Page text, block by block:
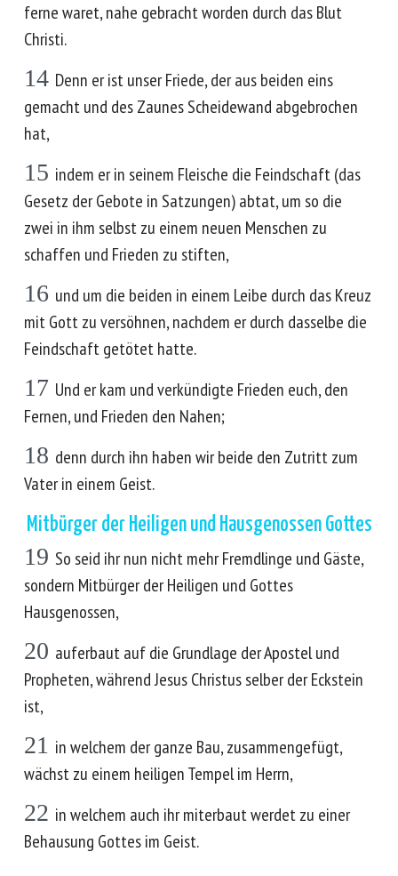
ferne waret, nahe gebracht worden durch das Blut
Christi.
14 Denn er ist unser Friede, der aus beiden eins
gemacht und des Zaunes Scheidewand abgebrochen
hat,
15 indem er in seinem Fleische die Feindschaft (das
Gesetz der Gebote in Satzungen) abtat, um so die
zwei in ihm selbst zu einem neuen Menschen zu
schaffen und Frieden zu stiften,
16 und um die beiden in einem Leibe durch das Kreuz
mit Gott zu versöhnen, nachdem er durch dasselbe die
Feindschaft getötet hatte.
17 Und er kam und verkündigte Frieden euch, den
Fernen, und Frieden den Nahen;
18 denn durch ihn haben wir beide den Zutritt zum
Vater in einem Geist.
Mitbürger der Heiligen und Hausgenossen Gottes
19 So seid ihr nun nicht mehr Fremdlinge und Gäste,
sondern Mitbürger der Heiligen und Gottes
Hausgenossen,
20 auferbaut auf die Grundlage der Apostel und
Propheten, während Jesus Christus selber der Eckstein
ist,
21 in welchem der ganze Bau, zusammengefügt,
wächst zu einem heiligen Tempel im Herrn,
22 in welchem auch ihr miterbaut werdet zu einer
Behausung Gottes im Geist.